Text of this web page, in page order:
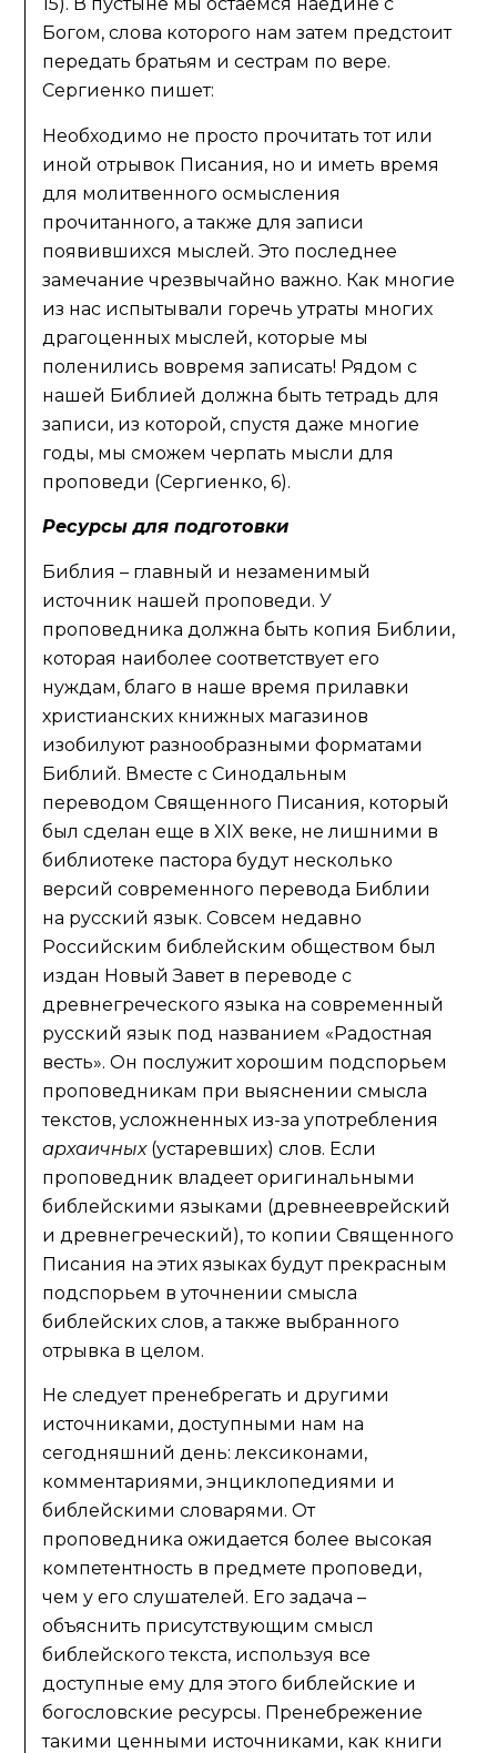
15). В пустыне мы остаемся наедине с
Богом, слова которого нам затем предстоит
передать братьям и сестрам по вере.
Сергиенко пишет:
Необходимо не просто прочитать тот или
иной отрывок Писания, но и иметь время
для молитвенного осмысления
прочитанного, а также для записи
появившихся мыслей. Это последнее
замечание чрезвычайно важно. Как многие
из нас испытывали горечь утраты многих
драгоценных мыслей, которые мы
поленились вовремя записать! Рядом с
нашей Библией должна быть тетрадь для
записи, из которой, спустя даже многие
годы, мы сможем черпать мысли для
проповеди (Сергиенко, 6).
Ресурсы для подготовки
Библия – главный и незаменимый
источник нашей проповеди. У
проповедника должна быть копия Библии,
которая наиболее соответствует его
нуждам, благо в наше время прилавки
христианских книжных магазинов
изобилуют разнообразными форматами
Библий. Вместе с Синодальным
переводом Священного Писания, который
был сделан еще в XIX веке, не лишними в
библиотеке пастора будут несколько
версий современного перевода Библии
на русский язык. Совсем недавно
Российским библейским обществом был
издан Новый Завет в переводе с
древнегреческого языка на современный
русский язык под названием «Радостная
весть». Он послужит хорошим подспорьем
проповедникам при выяснении смысла
текстов, усложненных из-за употребления
архаичных(устаревших) слов. Если
проповедник владеет оригинальными
библейскими языками (древнееврейский
и древнегреческий), то копии Священного
Писания на этих языках будут прекрасным
подспорьем в уточнении смысла
библейских слов, а также выбранного
отрывка в целом.
Не следует пренебрегать и другими
источниками, доступными нам на
сегодняшний день: лексиконами,
комментариями, энциклопедиями и
библейскими словарями. От
проповедника ожидается более высокая
компетентность в предмете проповеди,
чем у его слушателей. Его задача –
объяснить присутствующим смысл
библейского текста, используя все
доступные ему для этого библейские и
богословские ресурсы. Пренебрежение
такими ценными источниками, как книги